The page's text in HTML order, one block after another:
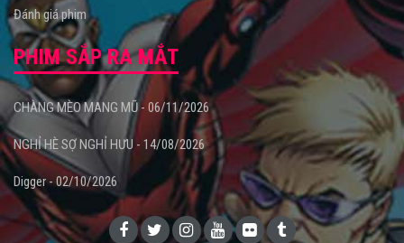
Đánh giá phim
PHIM SẮP RA MẮT
CHÀNG MÈO MANG MŨ - 06/11/2026
NGHỈ HÈ SỢ NGHỈ HƯU - 14/08/2026
Digger - 02/10/2026